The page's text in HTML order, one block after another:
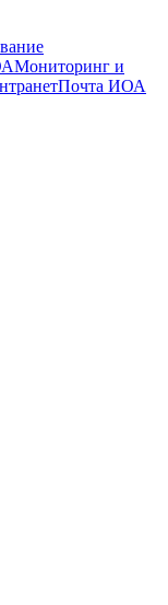
Мониторинг и
Почта ИОА